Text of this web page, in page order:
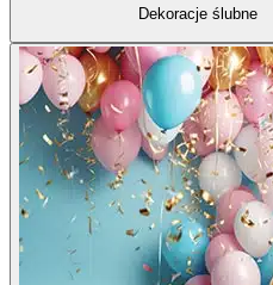
Dekoracje ślubne